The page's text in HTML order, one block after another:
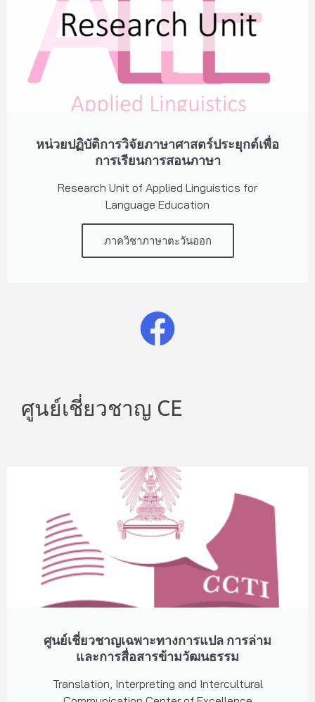
หน่วยปฏิบัติการวิจัยภาษาศาสตร์ประยุกต์เพื่อ
การเรียนการสอนภาษา
Research Unit of Applied Linguistics for
Language Education
ภาควิชาภาษาตะวันออก
ศูนย์เชี่ยวชาญ CE
ศูนย์เชี่ยวชาญเฉพาะทางการแปล การล่าม
และการสื่อสารข้ามวัฒนธรรม
Translation, Interpreting and Intercultural